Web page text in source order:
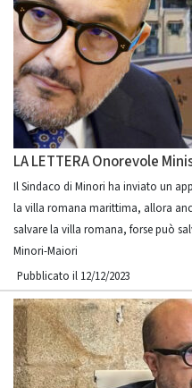
LA LETTERA Onorevole
Il Sindaco di Minori ha inviato un
la villa romana marittima, allora
salvare la villa romana, forse può
Minori-Maiori
Pubblicato il 12/12/2023